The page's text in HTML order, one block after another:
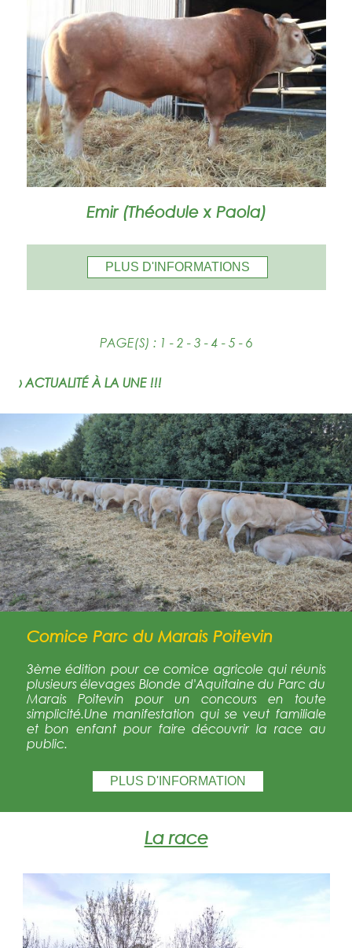
Emir (Théodule x Paola)
PLUS D'INFORMATIONS
PAGE(S) : 1 - 2 - 3 - 4 - 5- 6
› ACTUALITÉ À LA UNE !!!
Comice Parc du Marais Poitevin
3ème édition pour ce comice agricole qui réunis
plusieurs élevages Blonde d'Aquitaine du Parc du
Marais Poitevin pour un concours en toute
simplicité.Une manifestation qui se veut familiale
et bon enfant pour faire découvrir la race au
public.
PLUS D'INFORMATION
La race